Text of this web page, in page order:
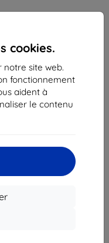
cookies.
notre site web.
fonctionnement
aident à
le contenu
«